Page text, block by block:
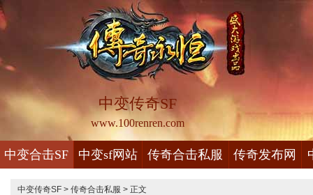
中变传奇SF
www.100renren.com
中变合击SF 中变sf网站 传奇合击私服 传奇发布网
中变传奇SF > 传奇合击私服 > 正文